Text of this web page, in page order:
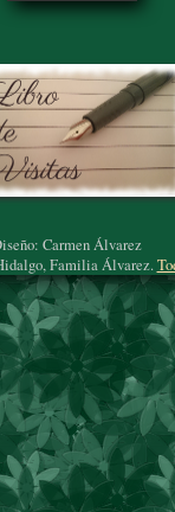
Carmen Álvarez
Familia Álvarez.